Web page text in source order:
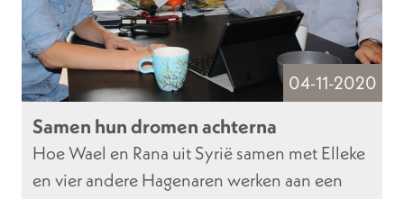
04-11-2020
Samen hun dromen achterna
Hoe Wael en Rana uit Syrië samen met Elleke
en vier andere Hagenaren werken aan een